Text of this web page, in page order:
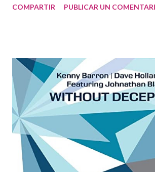
hermosa y productiva compenetración del
musicoliteraria se encuentra total sentido a
nombre por el que Broadbent muestre
Richard Rodgers. Rodgers y su segundo
Oscar Hammerstein II , formaron uno de los
relevantes en la composición de teatro
obra fue básica para la ampliación del
estándares de jazz. En su legado (
Pacific, El Re...
COMPARTIR PUBLICAR UN